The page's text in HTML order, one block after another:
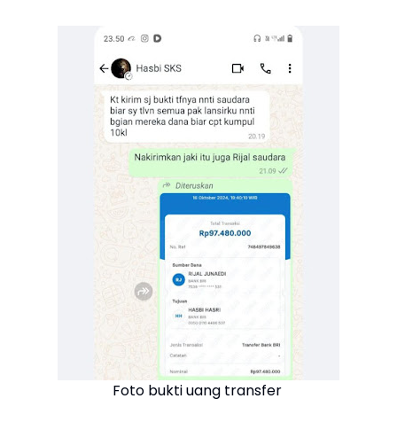
Foto bukti uang transfer